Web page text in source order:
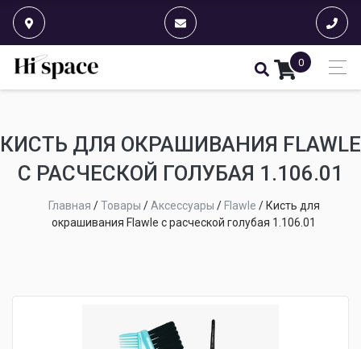
0
КИСТЬ ДЛЯ ОКРАШИВАНИЯ FLAWLE
С РАСЧЕСКОЙ ГОЛУБАЯ 1.106.01
Главная /Товары /Аксессуары / Flawle / Кисть для
окрашивания Flawle с расческой голубая 1.106.01